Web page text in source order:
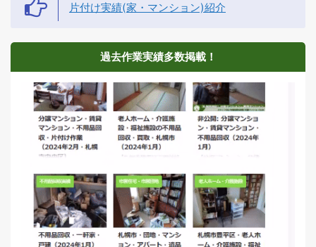
片付け実績(家・マンション)紹介
過去作業実績多数掲載！